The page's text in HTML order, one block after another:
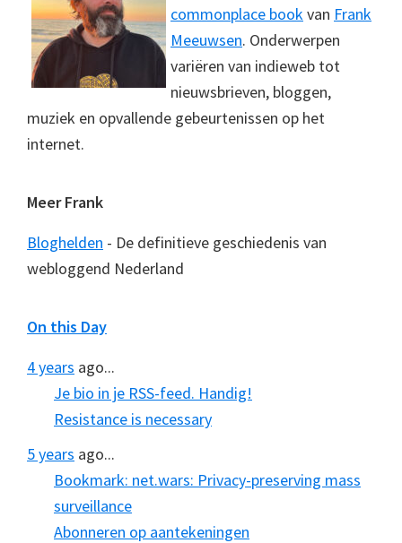
commonplace bookvan Frank
Meeuwsen. Onderwerpen
variëren van indieweb tot
nieuwsbrieven, bloggen,
muziek en opvallende gebeurtenissen op het
internet.
Meer Frank
Bloghelden - De definitieve geschiedenis van
webloggend Nederland
On this Day
4 years ago...
Je bio in je RSS-feed. Handig!
Resistance is necessary
5 years ago...
Bookmark: net.wars: Privacy-preserving mass
surveillance
Abonneren op aantekeningen